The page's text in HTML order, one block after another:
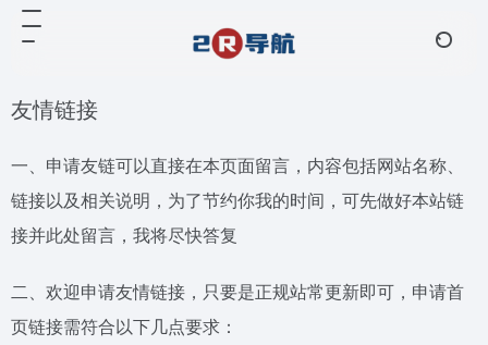
友情链接
一、申请友链可以直接在本页面留言，内容包括网站名称、
链接以及相关说明，为了节约你我的时间，可先做好本站链
接并此处留言，我将尽快答复
二、欢迎申请友情链接，只要是正规站常更新即可，申请首
页链接需符合以下几点要求：